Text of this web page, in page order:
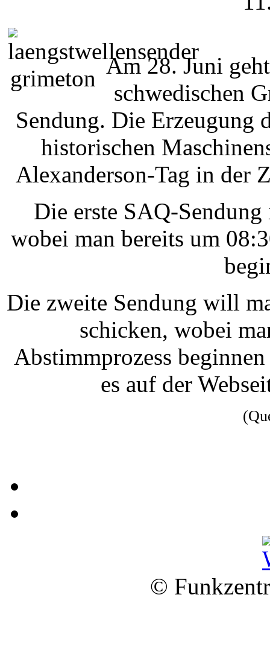
Am 28. Juni
schwedischen
Sendung. Die Erzeugung
historischen
Alexanderson-Tag in der
Die erste SAQ-
wobei man bereits um
Die zweite Sendung will
schicken, wobei
Abstimmprozess
es auf der
©